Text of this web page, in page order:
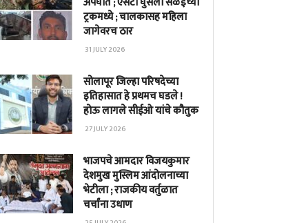
ट्रकमध्ये ; चालकासह महिला
जागेवरच ठार
31 JULY 2026
सोलापूर जिल्हा परिषदेच्या
इतिहासात हे प्रथमच घडले !
होऊ लागले सीईओ यांचे कौतुक
27 JULY 2026
भाजपचे आमदार विजयकुमार
देशमुख मुस्लिम आंदोलनाच्या
भेटीला ; राजकीय वर्तुळात
चर्चांना उधाण